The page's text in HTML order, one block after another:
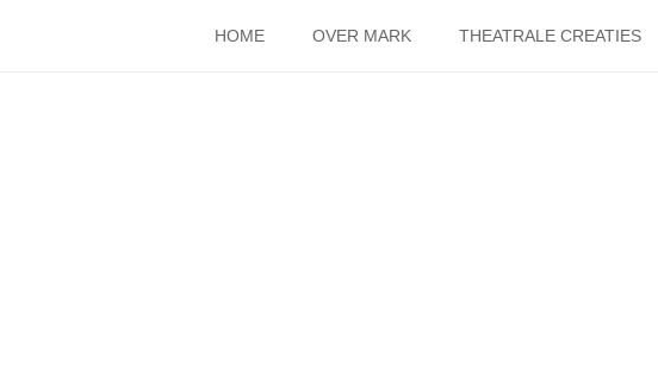
HOME OVER MARK THEATRALE CREATIES